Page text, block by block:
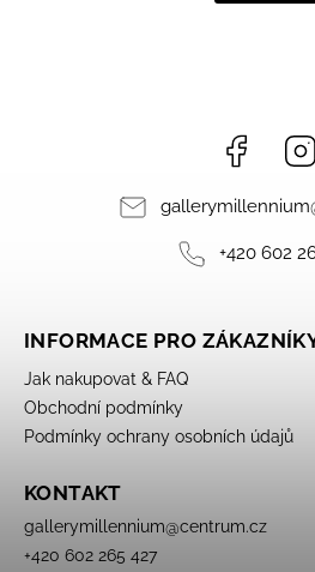
gallerymillennium
+420 602
INFORMACE PRO
Jak nakupovat & FAQ
Obchodní podmínky
Podmínky ochrany osobních údajů
KONTAKT
gallerymillennium@centrum.cz
+420 602 265 427